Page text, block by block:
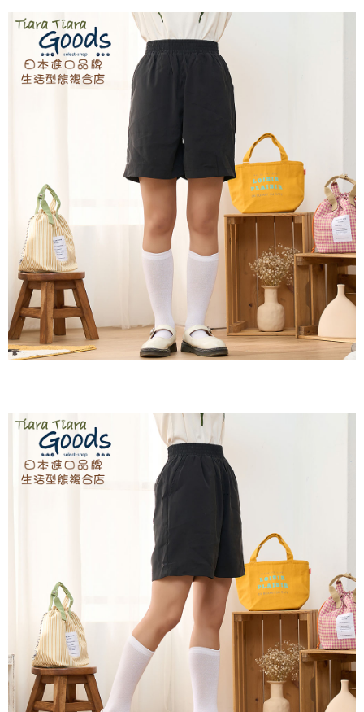
便利好安心！
１．簡單：不需註冊會員、不需綁卡、不需儲值。
２．便利：只要手機號碼，簡訊認證，即可結帳。
３．安心：先確認商品／服務後，再付款。
【「AFTEE先享後付」結帳流程】
１．於結帳方式選擇「AFTEE先享後付」後，將跳轉至「AFTEE先享後付」
結帳頁面，進行簡訊認證並確認金額後，即可完成結帳。
２．訂單成立數日內，您將收到繳費通知簡訊。
３．收到繳費通知簡訊後14天內，點擊此簡訊中的連結，可透過四大超商／
ATM／網路銀行／等多元方式進行付款，方視為交易完成。
※ 請注意：結帳手續完成當下不需立刻繳費，但若您需要取消訂單，請聯絡
購買商品的店家。未經商家同意取消之訂單仍視為有效，需透過AFTEE先享
後付繳納相關費用。
※ 交易是否成功請以「AFTEE先享後付 」之結帳頁面顯示為準，若有關於
是否繳費成功／繳費後需取消欲退款等相關疑問，請聯繫「AFTEE先享後付
客戶支援中心」
https://netprotections.freshdesk.com/support/home
【注意事項】
１．透過由恩沛科技股份有限公司提供之「AFTEE先享後付」服務完成之交
易，需依本服務之必要範圍內提供個人資料，並將交易相關給付款項請求債
權轉讓予恩沛科技股份有限公司。
２．關於個人資料處理事宜，請瀏覽以下網址：
https://aftee.tw/terms/#terms3
４．使用「AFTEE先享後付」時，將依據個別帳號之用戶狀況，依本公司即
時審查核予不同之上限額度；若仍有額度不足之情形，本公司將視審查結果
請求用戶進行身份認證。
５．嚴禁一人註冊多個帳號或使用他人資訊註冊。若發現惡意使用之情形，
恩沛科技股份有限公司將有權停止該用戶之使用額度並採取法律行動。
運送方式
全家取貨付款
每筆NT$60，滿NT$1,800(含以上)免運費
每筆NT$60，滿NT$1,800(含以上)免運費
每筆NT$60，滿NT$2,000(含以上)免運費
付款後7-11取貨
每筆NT$60，滿NT$2,000(含以上)免運費
黑貓宅急便(包裹尺寸60cm以下)
每筆NT$100，滿NT$2,000(含以上)免運費
黑貓宅急便(包裹尺寸90cm以下)
每筆NT$140，滿NT$2,000(含以上)免運費